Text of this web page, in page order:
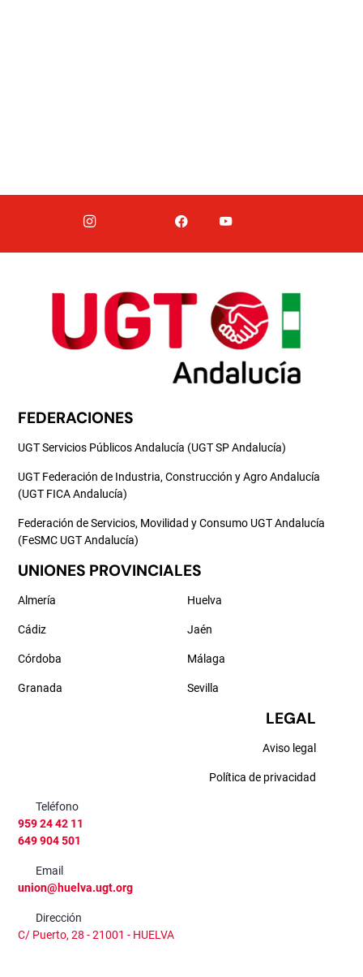
FEDERACIONES
UGT Servicios Públicos Andalucía (UGT SP Andalucía)
UGT Federación de Industria, Construcción y Agro Andalucía
(UGT FICA Andalucía)
Federación de Servicios, Movilidad y Consumo UGT Andalucía
(FeSMC UGT Andalucía)
UNIONES PROVINCIALES
Almería
Cádiz
Córdoba
Granada
Huelva
Jaén
Málaga
Sevilla
LEGAL
Aviso legal
Política de privacidad
Teléfono
959 24 42 11
649 904 501
Email
union@huelva.ugt.org
Dirección
C/ Puerto, 28 - 21001 - HUELVA